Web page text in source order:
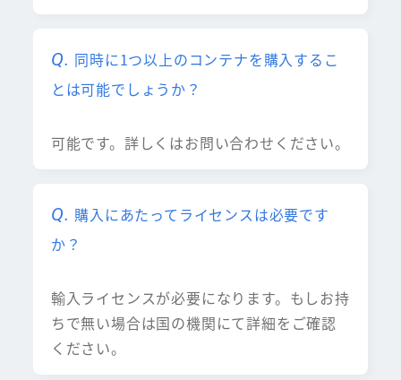
同時に1つ以上のコンテナを購入するこ
とは可能でしょうか？
可能です。詳しくはお問い合わせください。
購入にあたってライセンスは必要です
か？
輸入ライセンスが必要になります。もしお持
ちで無い場合は国の機関にて詳細をご確認
ください。